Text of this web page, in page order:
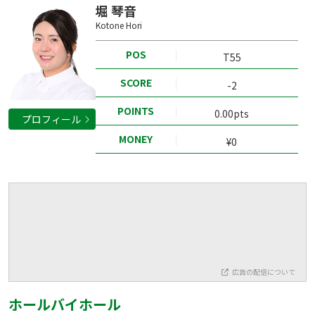
プロフィール
堀 琴音
Kotone Hori
POS
T55
SCORE
-2
POINTS
0.00pts
MONEY
¥0
広告の配信について
ホールバイホール